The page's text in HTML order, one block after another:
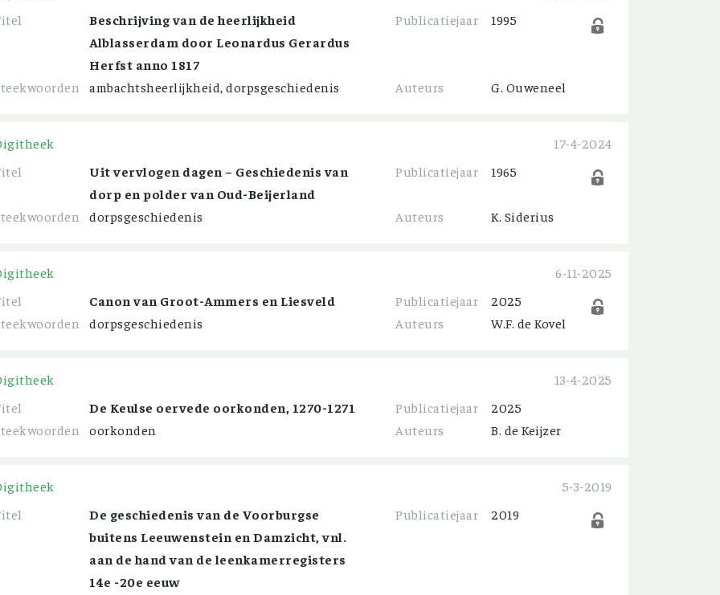
Beschrijving van de heerlijkheid
Alblasserdam door Leonardus Gerardus
Herfst anno 1817
Publicatiejaar 1995
ambachtsheerlijkheid, dorpsgeschiedenis Auteurs G. Ouweneel
17-4-2024
Uit vervlogen dagen – Geschiedenis van
dorp en polder van Oud-Beijerland
Publicatiejaar 1965
dorpsgeschiedenis Auteurs K. Siderius
6-11-2025
Canon van Groot-Ammers en Liesveld Publicatiejaar
2025
dorpsgeschiedenis Auteurs W.F. de Kovel
13-4-2025
De Keulse oervede oorkonden, 1270-1271 Publicatiejaar
2025
oorkonden Auteurs B. de Keijzer
5-3-2019
De geschiedenis van de Voorburgse
buitens Leeuwenstein en Damzicht, vnl.
aan de hand van de leenkamerregisters
14e -20e eeuw
Publicatiejaar 2019